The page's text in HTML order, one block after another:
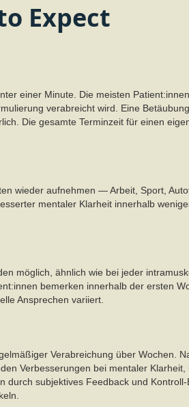
Expect
einer Minute. Die meisten
verabreicht wird. Eine
Die gesamte Terminzeit für einen
wieder aufnehmen — Arbeit, Sport,
mentaler Klarheit innerhalb
möglich, ähnlich wie bei jeder
bemerken innerhalb der ersten
Ansprechen variiert.
Verabreichung über Wochen.
Verbesserungen bei mentaler Klarheit,
durch subjektives Feedback und